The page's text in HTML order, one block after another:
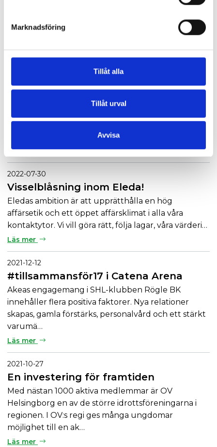
Marknadsföring
Tillåt alla
Tillåt urval
Avvisa
2022-07-30
Visselblåsning inom Eleda!
Eledas ambition är att upprätthålla en hög
affärsetik och ett öppet affärsklimat i alla våra
kontaktytor. Vi vill göra rätt, följa lagar, våra värderi…
Läs mer
2021-12-12
#tillsammansför17 i Catena Arena
Akeas engagemang i SHL-klubben Rögle BK
innehåller flera positiva faktorer. Nya relationer
skapas, gamla förstärks, personalvård och ett stärkt
varumä…
Läs mer
2021-10-27
En investering för framtiden
Med nästan 1000 aktiva medlemmar är OV
Helsingborg en av de större idrottsföreningarna i
regionen. I OV:s regi ges många ungdomar
möjlighet till en ak…
Läs mer